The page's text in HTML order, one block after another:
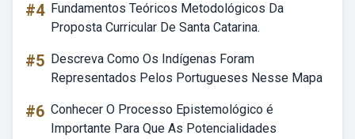
#4 Fundamentos Teóricos Metodológicos Da
Proposta Curricular De Santa Catarina.
#5 Descreva Como Os Indígenas Foram
Representados Pelos Portugueses Nesse Mapa
#6 Conhecer O Processo Epistemológico é
Importante Para Que As Potencialidades